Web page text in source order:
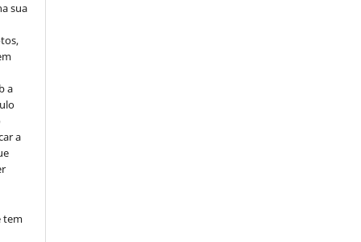
sua
a
a
tem